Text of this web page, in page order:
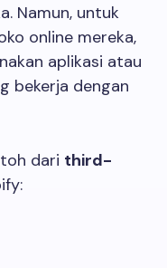
Namun, untuk
online mereka,
aplikasi atau
bekerja dengan
dari third-